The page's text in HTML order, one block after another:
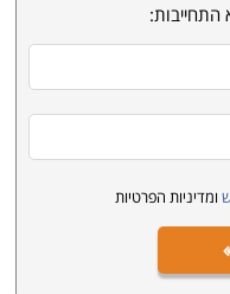
להפעלת תחנות הכוח
כתחליף למזוט,
שצריכת האנרגיה שלהן
בעתיד המיידי צפויה
טבעי כמקור אנרגיה
זול מדלקים אחרים,
ואינו מצריך הוצאות
פוליטיים חיצוניים.
ומדיניות הפרטיות